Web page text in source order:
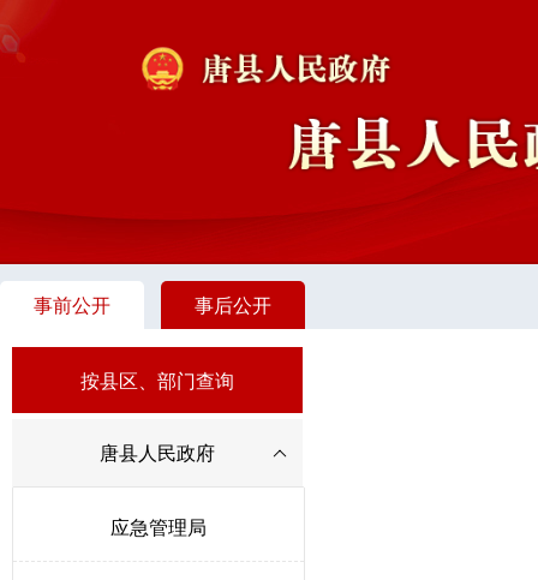
事前公开 事后公开
按县区、部门查询
唐县人民政府
应急管理局